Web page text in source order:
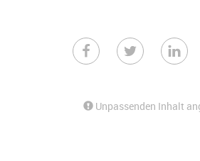
Unpassenden Inhalt